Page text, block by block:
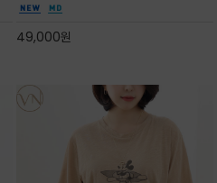
입니다^^가볍고 드라이한 터치감의 나일론 소
룩, 모임룩, 데일리룩까지 다양하게
49,000원